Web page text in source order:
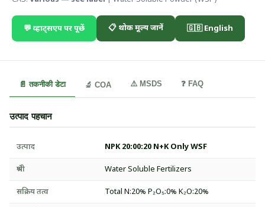
💬 व्हाट्सएप पर पूछें 📋 थोक मूल्य जानें 🇬🇧 English
📄 तकनीकी डेटा 🔬 COA ⚠️ MSDS ❓ FAQ
उत्पाद पहचान
उत्पाद NPK 20:00:20 N+K Only WSF
श्रेणी Water Soluble Fertilizers
सक्रिय तत्व Total N:20% P₂O₅:0% K₂O:20%